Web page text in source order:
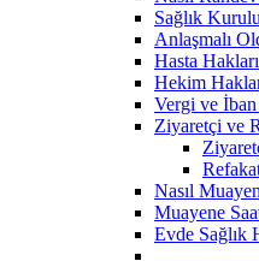
Sağlık
Anlaşmalı
Hasta Hakları
Hekim
Vergi ve İban
Ziyaretçi ve
Nasıl
Muayene
Evde Sağlık